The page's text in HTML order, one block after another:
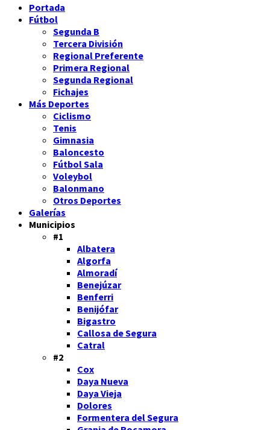
Portada
Fútbol
Segunda B
Tercera División
Regional Preferente
Primera Regional
Segunda Regional
Fichajes
Más Deportes
Ciclismo
Tenis
Gimnasia
Baloncesto
Fútbol Sala
Voleybol
Balonmano
Otros Deportes
Galerías
Municipios
#1
Albatera
Algorfa
Almoradí
Benejúzar
Benferri
Benijófar
Bigastro
Callosa de Segura
Catral
#2
Cox
Daya Nueva
Daya Vieja
Dolores
Formentera del Segura